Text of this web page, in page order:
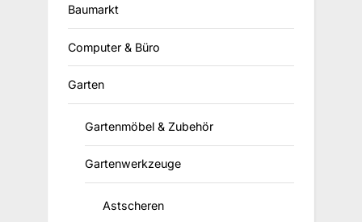
Baumarkt
Computer & Büro
Garten
Gartenmöbel & Zubehör
Gartenwerkzeuge
Astscheren